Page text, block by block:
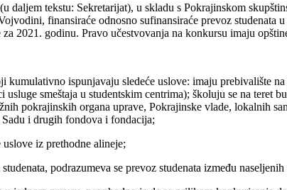
daljem tekstu: Sekretarijat), u skladu s Pokrajinskom
finansiraće odnosno sufinansiraće prevoz studenata
2021. godinu. Pravo učestvovanja na konkursu imaju
ispunjavaju sledeće uslove: imaju prebivalište
smeštaja u studentskim centrima); školuju se na teret
pokrajinskih organa uprave, Pokrajinske vlade, lokalnih
i drugih fondova i fondacija;
iz prethodne alineje;
podrazumeva se prevoz studenata između